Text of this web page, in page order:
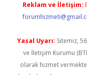
Reklam ve İletişim:
Yasal Uyarı: Sitemiz,
ve İletişim Kurumu
olarak hizmet